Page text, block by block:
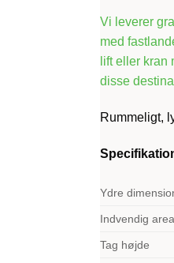
Vi leverer
med
lift eller
disse
Rummeligt,
Ydre
Indvendig
Tag højde